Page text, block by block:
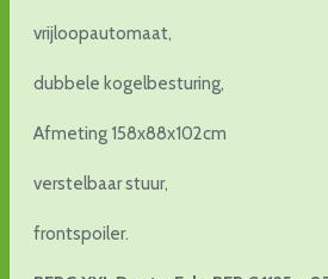
vrijloopautomaat,
dubbele kogelbesturing,
Afmeting 158x88x102cm
verstelbaar stuur,
frontspoiler.